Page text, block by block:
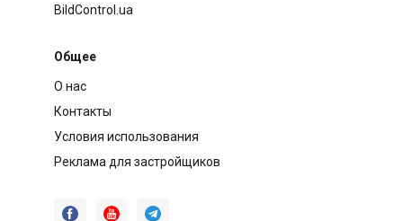
BildControl.ua
Общее
О нас
Контакты
Условия использования
Реклама для застройщиков
  